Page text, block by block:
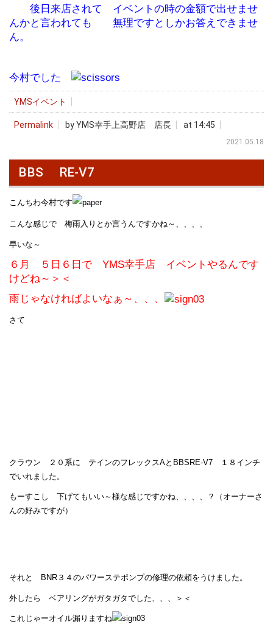
後日来店されて イベントの時の金額で出せませ
んかと言われても 無理ですとしかお答えできませ
ん。
今村でした
YMSイベント
Permalink by YMS幸手上高野店 店長 at 14:45
2021.05.18
BBS RE-V7
こんちわ今村です
こんな感じで 梅雨入りとか言うんですかね～、、、、
早いな～
６月 ５日６日で YMS幸手店 イベントやるんです
けどね～＞＜
雨じゃなければよいなぁ～、、、
さて
クラウン ２０系に テインのフレックスAとBBSRE-V7 １８インチ
でいれました。
もーすこし 下げてもいい～様な感じですかね、、、、？（オーナーさ
んの好みですが）
それと BNR３４のパワーステポンプの修理の依頼をうけました。
外したら ベアリングがガタガタでした、、、＞＜
これじゃーオイル漏りますね